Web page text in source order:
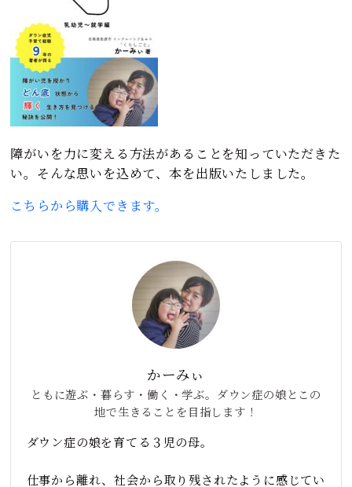
障がいを力に変える方法があることを知っていただきた
い。そんな思いを込めて、本を出版いたしました。
こちらから購入できます。
かーみぃ
ともに遊ぶ・暮らす・働く・学ぶ。ダウン症の娘とこの
地で生きることを目指します！
ダウン症の娘を育てる３児の母。
仕事から離れ、社会から取り残されたように感じてい